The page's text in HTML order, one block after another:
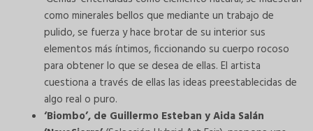
como minerales bellos que mediante un trabajo de
pulido, se fuerza y hace brotar de su interior sus
elementos más íntimos, ficcionando su cuerpo rocoso
para obtener lo que se desea de ellas. El artista
cuestiona a través de ellas las ideas preestablecidas de
algo real o puro.
‘Biombo’, de Guillermo Esteban y Aida Salán